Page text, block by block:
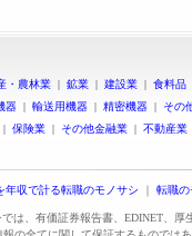
・農林業 | 鉱業 | 建設業 | 食料品
器 | 輸送用機器 | 精密機器 | その
| 保険業 | その他金融業 | 不動産業
年収で計る転職のモノサシ ｜ 転職の
は、有価証券報告書、EDINET、